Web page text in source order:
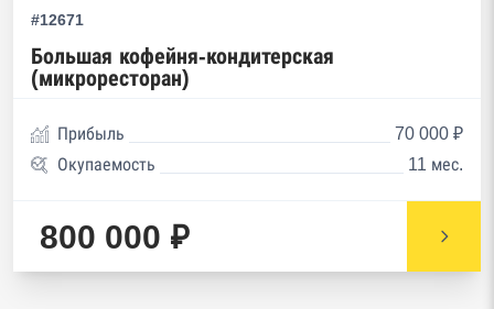
#12671
Большая кофейня-кондитерская
(микроресторан)
Прибыль
70 000 ₽
Окупаемость
11 мес.
800 000 ₽